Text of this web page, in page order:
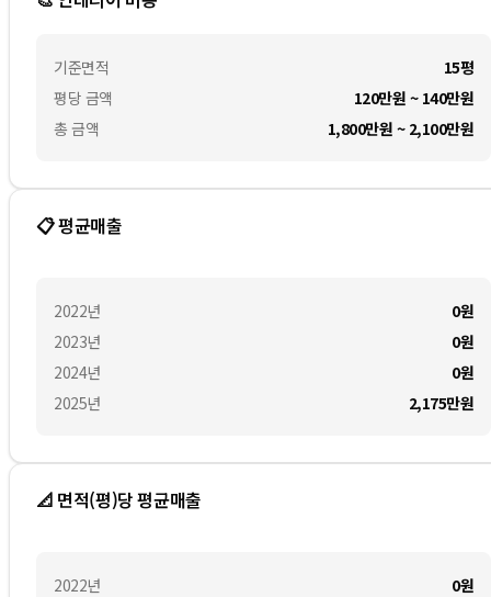
기준면적
평당 금액
총 금액
15평
120만원 ~ 140만원
1,800만원 ~ 2,100만원
📋 평균매출
2022년
2023년
2024년
2025년
0원
0원
0원
2,175만원
📐 면적(평)당 평균매출
2022년
0원